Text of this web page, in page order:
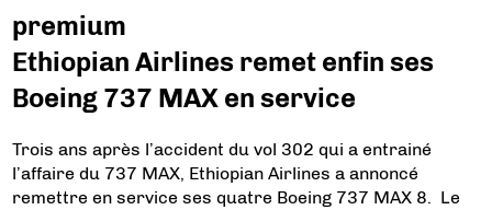
premium
Ethiopian Airlines remet enfin ses
Boeing 737 MAX en service
Trois ans après l’accident du vol 302 qui a entrainé
l’affaire du 737 MAX, Ethiopian Airlines a annoncé
remettre en service ses quatre Boeing 737 MAX 8. Le